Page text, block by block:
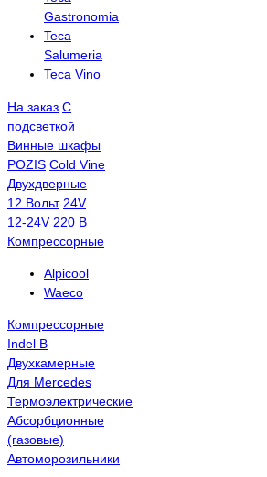
Gastronomia
Teca
Salumeria
Teca Vino
На заказ С
подсветкой
Винные шкафы
POZIS Сold Vine
Двухдверные
12 Вольт 24V
12-24V 220 В
Компрессорные
Alpicool
Waeco
Компрессорные
Indel B
Двухкамерные
Для Mercedes
Термоэлектрические
Абсорбционные
(газовые)
Автоморозильники